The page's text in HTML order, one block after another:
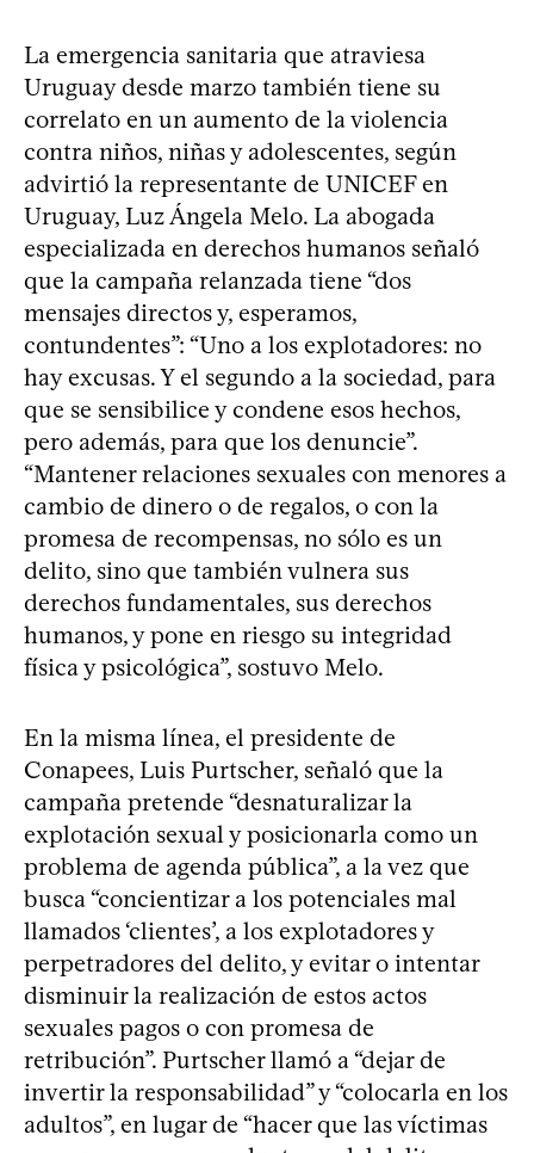
La emergencia sanitaria que atraviesa
Uruguay desde marzo también tiene su
correlato en un aumento de la violencia
contra niños, niñas y adolescentes, según
advirtió la representante de UNICEF en
Uruguay, Luz Ángela Melo. La abogada
especializada en derechos humanos señaló
que la campaña relanzada tiene “dos
mensajes directos y, esperamos,
contundentes”: “Uno a los explotadores: no
hay excusas. Y el segundo a la sociedad, para
que se sensibilice y condene esos hechos,
pero además, para que los denuncie”.
“Mantener relaciones sexuales con menores a
cambio de dinero o de regalos, o con la
promesa de recompensas, no sólo es un
delito, sino que también vulnera sus
derechos fundamentales, sus derechos
humanos, y pone en riesgo su integridad
física y psicológica”, sostuvo Melo.
En la misma línea, el presidente de
Conapees, Luis Purtscher, señaló que la
campaña pretende “desnaturalizar la
explotación sexual y posicionarla como un
problema de agenda pública”, a la vez que
busca “concientizar a los potenciales mal
llamados ‘clientes’, a los explotadores y
perpetradores del delito, y evitar o intentar
disminuir la realización de estos actos
sexuales pagos o con promesa de
retribución”. Purtscher llamó a “dejar de
invertir la responsabilidad” y “colocarla en los
adultos”, en lugar de “hacer que las víctimas